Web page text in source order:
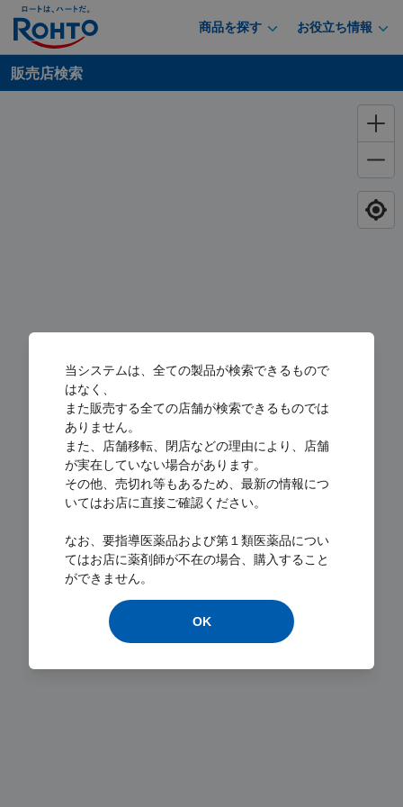
商品を探す お役立ち情報
販売店検索
Loading...
当システムは、全ての製品が検索できるもので
はなく、
また販売する全ての店舗が検索できるものでは
ありません。
また、店舗移転、閉店などの理由により、店舗
が実在していない場合があります。
その他、売切れ等もあるため、最新の情報につ
いてはお店に直接ご確認ください。
なお、要指導医薬品および第１類医薬品につい
てはお店に薬剤師が不在の場合、購入すること
ができません。
OK